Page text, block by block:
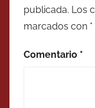
publicada. Los
marcados con *
Comentario *